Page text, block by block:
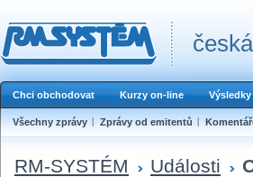
Chci obchodovat Kurzy on-line Výsledky
Všechny zprávy Zprávy od emitentů
RM-SYSTÉM Události